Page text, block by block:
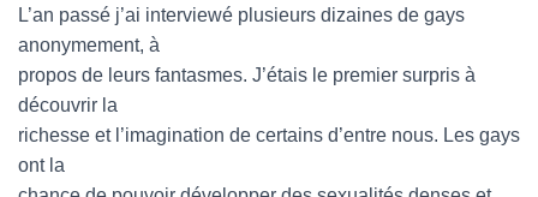
L’an passé j’ai interviewé plusieurs dizaines de gays
anonymement, à
propos de leurs fantasmes. J’étais le premier surpris à
découvrir la
richesse et l’imagination de certains d’entre nous. Les gays
ont la